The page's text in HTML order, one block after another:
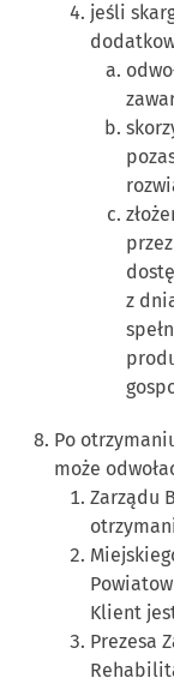
jeśli
z
Po
może
Zarządu
Klient
Prezesa